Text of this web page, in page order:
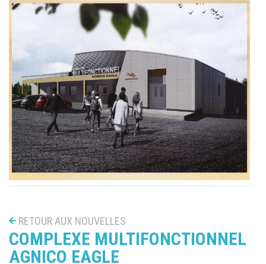
RETOUR AUX NOUVELLES
COMPLEXE MULTIFONCTIONNEL
AGNICO EAGLE